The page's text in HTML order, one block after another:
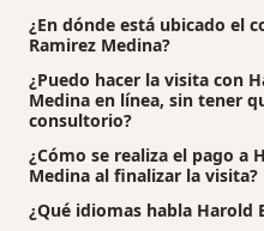
¿En dónde está ubicado el
Ramirez Medina?
¿Puedo hacer la visita con
Medina en línea, sin tener
consultorio?
¿Cómo se realiza el pago a
Medina al finalizar la visita?
¿Qué idiomas habla Harold